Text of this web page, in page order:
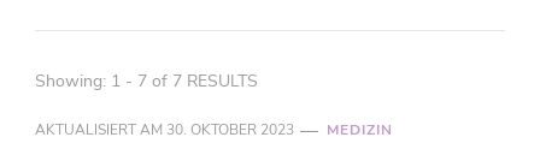
Showing: 1 - 7 of 7 RESULTS
AKTUALISIERT AM 30. OKTOBER 2023 MEDIZIN